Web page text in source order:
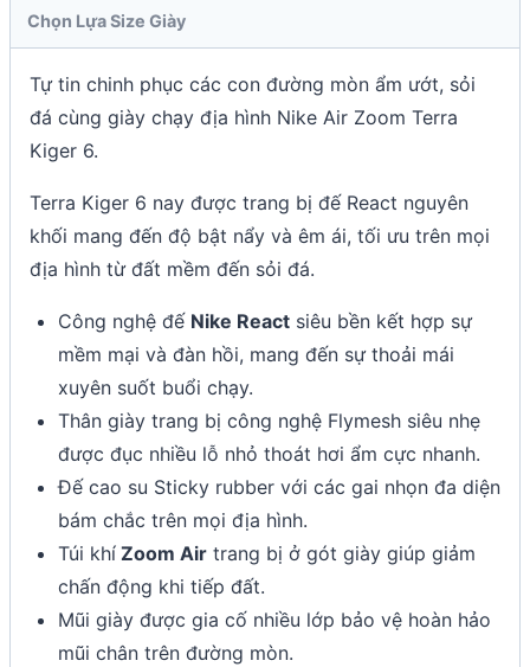
Chọn Lựa Size Giày
Tự tin chinh phục các con đường mòn ẩm ướt, sỏi
đá cùng giày chạy địa hình Nike Air Zoom Terra
Kiger 6.
Terra Kiger 6 nay được trang bị đế React nguyên
khối mang đến độ bật nẩy và êm ái, tối ưu trên mọi
địa hình từ đất mềm đến sỏi đá.
Công nghệ đế Nike React siêu bền kết hợp sự
mềm mại và đàn hồi, mang đến sự thoải mái
xuyên suốt buổi chạy.
Thân giày trang bị công nghệ Flymesh siêu nhẹ
được đục nhiều lỗ nhỏ thoát hơi ẩm cực nhanh.
Đế cao su Sticky rubber với các gai nhọn đa diện
bám chắc trên mọi địa hình.
Túi khí Zoom Air trang bị ở gót giày giúp giảm
chấn động khi tiếp đất.
Mũi giày được gia cố nhiều lớp bảo vệ hoàn hảo
mũi chân trên đường mòn.